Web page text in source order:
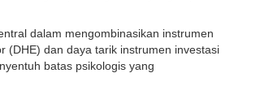
dalam mengombinasikan instrumen
(DHE) dan daya tarik instrumen investasi
batas psikologis yang